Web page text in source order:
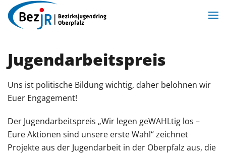
Zum Hauptinhalt springen
Jugendarbeitspreis
Uns ist politische Bildung wichtig, daher belohnen wir
Euer Engagement!
Der Jugendarbeitspreis „Wir legen geWAHLtig los –
Eure Aktionen sind unsere erste Wahl“ zeichnet
Projekte aus der Jugendarbeit in der Oberpfalz aus, die